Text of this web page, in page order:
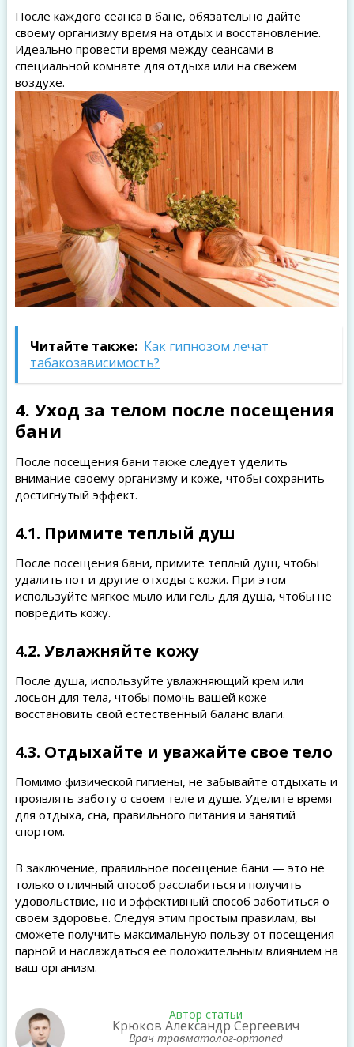
После каждого сеанса в бане, обязательно дайте
своему организму время на отдых и восстановление.
Идеально провести время между сеансами в
специальной комнате для отдыха или на свежем
воздухе.
Читайте также: Как гипнозом лечат
табакозависимость?
4. Уход за телом после посещения
бани
После посещения бани также следует уделить
внимание своему организму и коже, чтобы сохранить
достигнутый эффект.
4.1. Примите теплый душ
После посещения бани, примите теплый душ, чтобы
удалить пот и другие отходы с кожи. При этом
используйте мягкое мыло или гель для душа, чтобы не
повредить кожу.
4.2. Увлажняйте кожу
После душа, используйте увлажняющий крем или
лосьон для тела, чтобы помочь вашей коже
восстановить свой естественный баланс влаги.
4.3. Отдыхайте и уважайте свое тело
Помимо физической гигиены, не забывайте отдыхать и
проявлять заботу о своем теле и душе. Уделите время
для отдыха, сна, правильного питания и занятий
спортом.
В заключение, правильное посещение бани — это не
только отличный способ расслабиться и получить
удовольствие, но и эффективный способ заботиться о
своем здоровье. Следуя этим простым правилам, вы
сможете получить максимальную пользу от посещения
парной и наслаждаться ее положительным влиянием на
ваш организм.
Автор статьи
Крюков Александр Сергеевич
Врач травматолог-ортопед